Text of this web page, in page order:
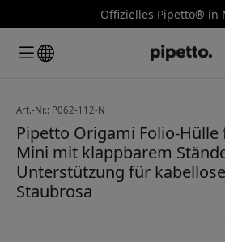
Offizielles Pipetto® in
Art.-Nr.: P062-112-N
Pipetto Origami Folio-Hülle
Mini mit klappbarem
Unterstützung für
Staubrosa